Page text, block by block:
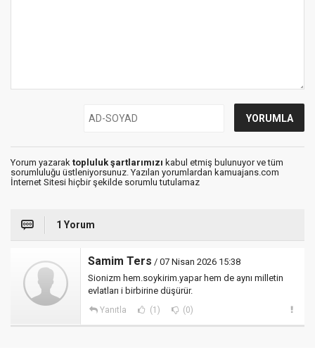
Yorum yazarak topluluk şartlarımızı kabul etmiş bulunuyor ve tüm
sorumluluğu üstleniyorsunuz. Yazılan yorumlardan kamuajans.com
İnternet Sitesi hiçbir şekilde sorumlu tutulamaz
1 Yorum
Samim Ters / 07 Nisan 2026 15:38
Sionizm hem.soykirim.yapar hem de aynı milletin
evlatları i birbirine düşürür.
Yanıtla (1) (0)